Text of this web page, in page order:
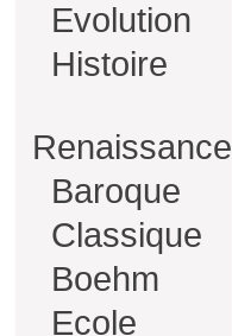
Evolution
Histoire
Renaissance
Baroque
Classique
Boehm
Ecole